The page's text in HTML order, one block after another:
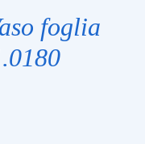
foglia